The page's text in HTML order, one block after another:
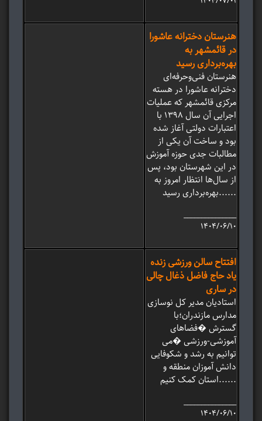
هنرستان دخترانه عاشورا
در قائمشهر به
بهره‌برداری رسید
هنرستان فنی‌وحرفه‌ای
دخترانه عاشورا در هسته
مرکزی قائمشهر که عملیات
اجرایی آن سال ۱۳۹۸ با
اعتبارات دولتی آغاز شده
بود و ساخت آن یکی از
مطالبات جدی حوزه آموزش
در این شهرستان بود، پس
از سال‌ها انتظار امروز به
بهره‌برداری رسید......
_______________
۱۴۰۴/۰۶/۱۰
افتتاح سالن ورزشی زنده
یاد حاج فاضل ذغال چالی
در ساری
استادیان مدیر کل نوسازی
مدارس مازندران؛با
گسترش �فضاهای
آموزشی-ورزشی �می
توانیم به رشد و شکوفایی
دانش آموزان منطقه و
استان کمک کنیم......
_______________
۱۴۰۴/۰۶/۱۰